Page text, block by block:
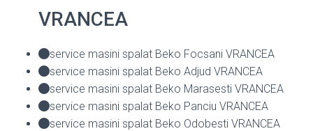
VRANCEA
service masini spalat Beko Focsani VRANCEA
service masini spalat Beko Adjud VRANCEA
service masini spalat Beko Marasesti VRANCEA
service masini spalat Beko Panciu VRANCEA
service masini spalat Beko Odobesti VRANCEA